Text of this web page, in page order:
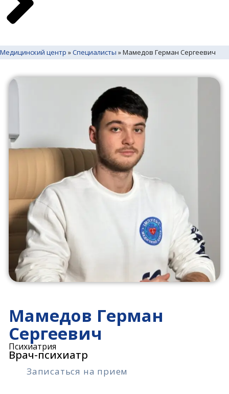
Медицинский центр »Специалисты »Мамедов Герман Сергеевич
Мамедов Герман
Сергеевич
Психиатрия
Врач-психиатр
Записаться на прием